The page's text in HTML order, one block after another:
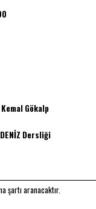
Gökalp
Dersliği
şartı aranacaktır.